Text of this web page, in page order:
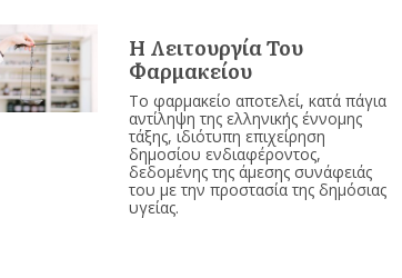
Η Λειτουργία Του
Φαρμακείου
Το φαρμακείο αποτελεί, κατά πάγια
αντίληψη της ελληνικής έννομης
τάξης, ιδιότυπη επιχείρηση
δημοσίου ενδιαφέροντος,
δεδομένης της άμεσης συνάφειάς
του με την προστασία της δημόσιας
υγείας.